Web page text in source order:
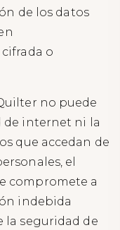
de los datos
o
no puede
de internet ni la
que accedan de
el
compromete a
indebida
la seguridad de